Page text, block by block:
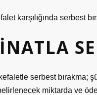
karşılığında serbest
serbest bırakma;
miktarda ve